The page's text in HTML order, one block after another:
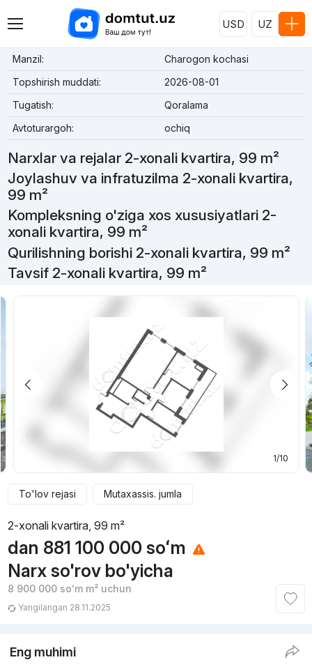
USD UZ
Manzil:
Charogon kochasi
Topshirish muddati:
2026-08-01
Tugatish:
Qoralama
Avtoturargoh:
ochiq
Narxlar va rejalar 2-xonali kvartira, 99 m²
Joylashuv va infratuzilma 2-xonali kvartira,
99 m²
Kompleksning o'ziga xos xususiyatlari 2-
xonali kvartira, 99 m²
Qurilishning borishi 2-xonali kvartira, 99 m²
Tavsif 2-xonali kvartira, 99 m²
1/10
To'lov rejasi Mutaxassis. jumla
2-xonali kvartira, 99 m²
dan 881 100 000 soʻm
Narx so'rov bo'yicha
8 900 000 soʻmm² uchun
Yangilangan 28.11.2025
Eng muhimi